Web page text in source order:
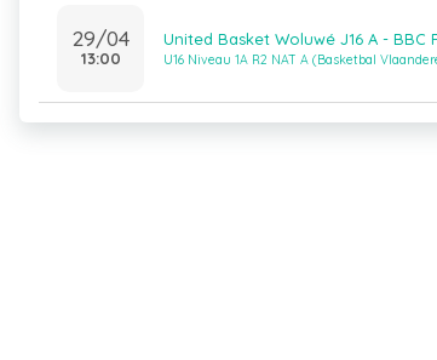
29/04
13:00
United Basket Woluwé J16 A - BBC
U16 Niveau 1A R2 NAT A (Basketbal